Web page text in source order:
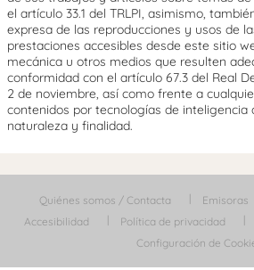
el artículo 33.1 del TRLPI, asimismo,
expresa de las reproducciones y usos de
prestaciones accesibles desde este sitio
mecánica u otros medios que resulten
conformidad con el artículo 67.3 del Real
2 de noviembre, así como frente a
contenidos por tecnologías de inteligencia
naturaleza y finalidad.
Quiénes somos / Contacta Emisoras
Accesibilidad
Política de privacidad
Configuración de